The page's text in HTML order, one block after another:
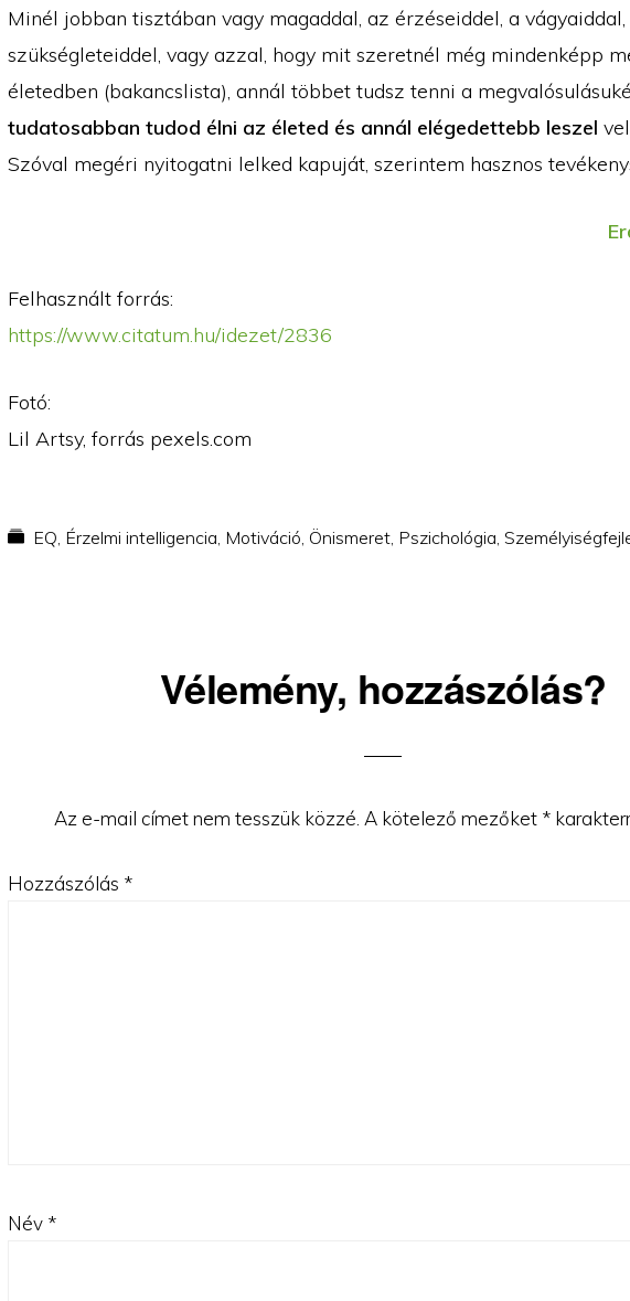
Minél jobban tisztában vagy magaddal, az érzéseiddel, a vágyaiddal,
szükségleteiddel, vagy azzal, hogy mit szeretnél még mindenképp
életedben (bakancslista), annál többet tudsz tenni a
tudatosabban tudod élni az életed és annál elégedettebb leszel
Szóval megéri nyitogatni lelked kapuját, szerintem hasznos
Felhasznált forrás:
https://www.citatum.hu/idezet/2836
Fotó:
Lil Artsy, forrás pexels.com
EQ, Érzelmi intelligencia, Motiváció, Önismeret, Pszichológia,
Vélemény, hozzászólás?
Az e-mail címet nem tesszük közzé. A kötelező mezőket *
Hozzászólás *
Név *